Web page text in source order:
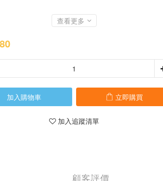
查看更多
加入購物車 立即購買
加入追蹤清單
顧客評價